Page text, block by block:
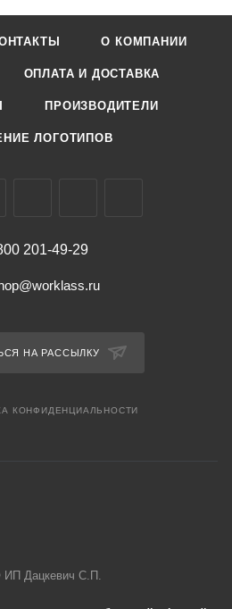
О КОМПАНИИ
ОПЛАТА И ДОСТАВКА
ПРОИЗВОДИТЕЛИ
ЛОГОТИПОВ
201-49-29
НА РАССЫЛКУ
КОНФИДЕНЦИАЛЬНОСТИ
ИП Дацкевич С.П.